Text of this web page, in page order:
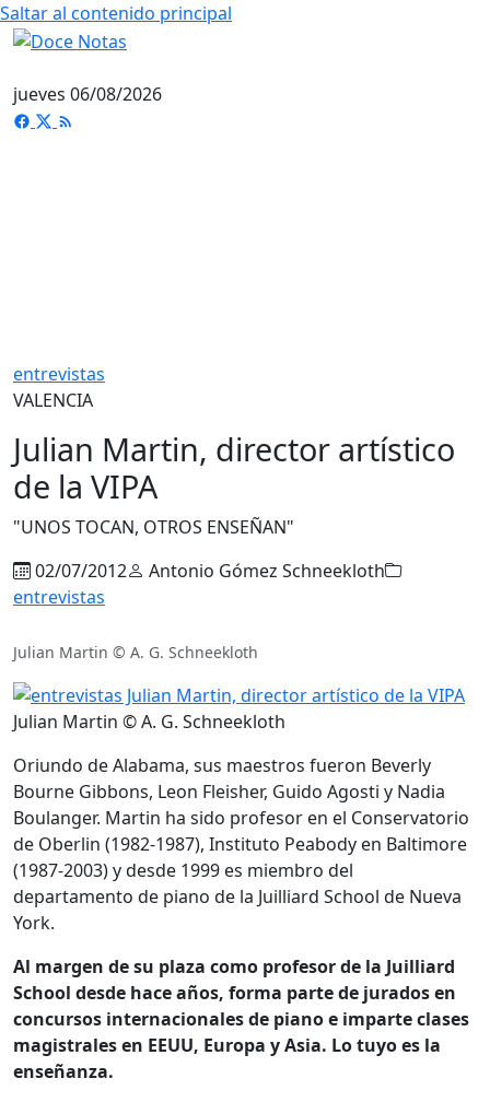
Saltar al contenido principal
jueves 06/08/2026
entrevistas
VALENCIA
Julian Martin, director artístico
de la VIPA
"UNOS TOCAN, OTROS ENSEÑAN"
02/07/2012
Antonio Gómez Schneekloth
entrevistas
Julian Martin © A. G. Schneekloth
Julian Martin © A. G. Schneekloth
Oriundo de Alabama, sus maestros fueron Beverly
Bourne Gibbons, Leon Fleisher, Guido Agosti y Nadia
Boulanger. Martin ha sido profesor en el Conservatorio
de Oberlin (1982-1987), Instituto Peabody en Baltimore
(1987-2003) y desde 1999 es miembro del
departamento de piano de la Juilliard School de Nueva
York.
Al margen de su plaza como profesor de la Juilliard
School desde hace años, forma parte de jurados en
concursos internacionales de piano e imparte clases
magistrales en EEUU, Europa y Asia. Lo tuyo es la
enseñanza.